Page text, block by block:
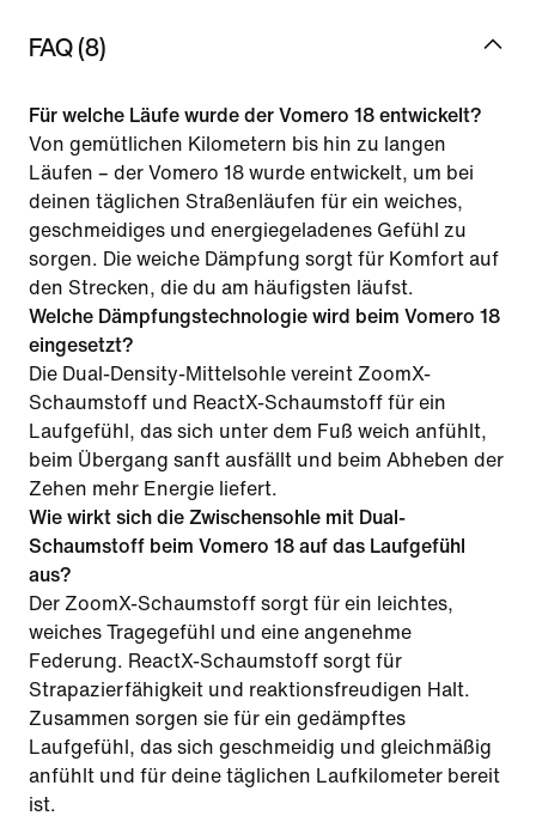
FAQ (8)
Für welche Läufe wurde der Vomero 18 entwickelt?
Von gemütlichen Kilometern bis hin zu langen
Läufen – der Vomero 18 wurde entwickelt, um bei
deinen täglichen Straßenläufen für ein weiches,
geschmeidiges und energiegeladenes Gefühl zu
sorgen. Die weiche Dämpfung sorgt für Komfort auf
den Strecken, die du am häufigsten läufst.
Welche Dämpfungstechnologie wird beim Vomero 18
eingesetzt?
Die Dual-Density-Mittelsohle vereint ZoomX-
Schaumstoff und ReactX-Schaumstoff für ein
Laufgefühl, das sich unter dem Fuß weich anfühlt,
beim Übergang sanft ausfällt und beim Abheben der
Zehen mehr Energie liefert.
Wie wirkt sich die Zwischensohle mit Dual-
Schaumstoff beim Vomero 18 auf das Laufgefühl
aus?
Der ZoomX-Schaumstoff sorgt für ein leichtes,
weiches Tragegefühl und eine angenehme
Federung. ReactX-Schaumstoff sorgt für
Strapazierfähigkeit und reaktionsfreudigen Halt.
Zusammen sorgen sie für ein gedämpftes
Laufgefühl, das sich geschmeidig und gleichmäßig
anfühlt und für deine täglichen Laufkilometer bereit
ist.